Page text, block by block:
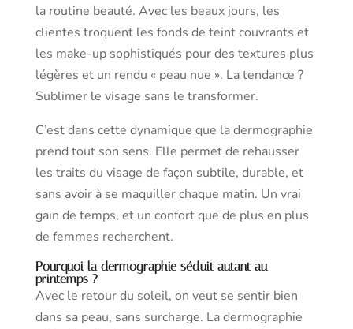
la routine beauté. Avec les beaux jours, les
clientes troquent les fonds de teint couvrants et
les make-up sophistiqués pour des textures plus
légères et un rendu « peau nue ». La tendance ?
Sublimer le visage sans le transformer.
C’est dans cette dynamique que la dermographie
prend tout son sens. Elle permet de rehausser
les traits du visage de façon subtile, durable, et
sans avoir à se maquiller chaque matin. Un vrai
gain de temps, et un confort que de plus en plus
de femmes recherchent.
Pourquoi la dermographie séduit autant au
printemps ?
Avec le retour du soleil, on veut se sentir bien
dans sa peau, sans surcharge. La dermographie